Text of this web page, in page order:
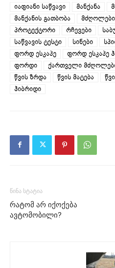
იაფიანი საწვავი
მანქანა
მანქანის გათბობა
მძღოლები
პროტექტორი
რჩევები
საწვავის ტესტი
სინები
ფორდ ესკაპე
ფორდ ესკაპე
ფორდი
ქართველი
წვის ზრდა
წვის მატება
ჰიბრიდი
წინა სტატია
რატომ არ იქოქება
ავტომობილი?